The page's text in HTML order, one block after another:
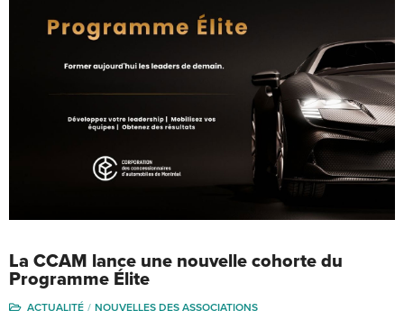
La CCAM lance une nouvelle cohorte du
Programme Élite
ACTUALITÉ NOUVELLES DES ASSOCIATIONS